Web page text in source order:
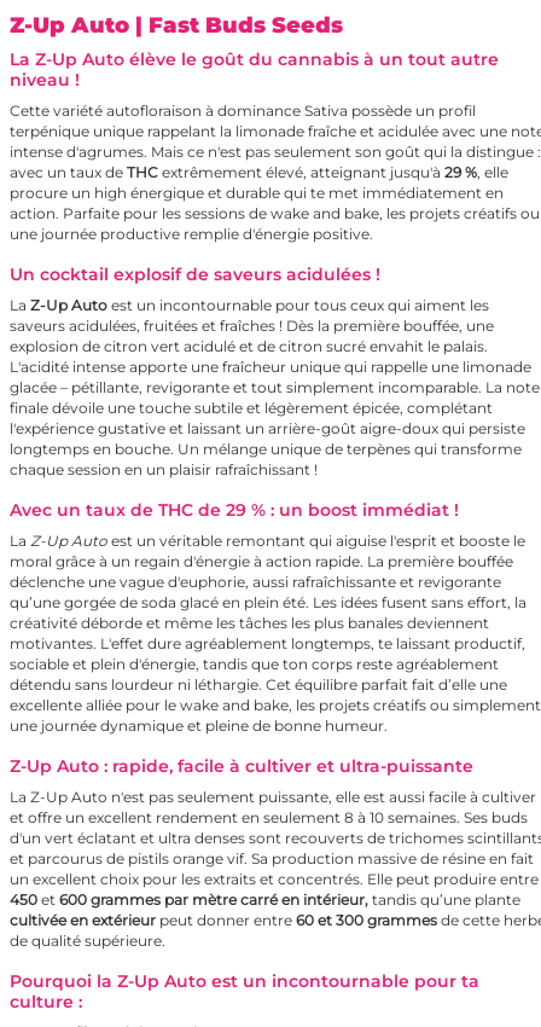
Z-Up Auto | Fast Buds Seeds
La Z-Up Auto élève le goût du cannabis à un tout autre
niveau !
Cette variété autofloraison à dominance Sativa possède un profil
terpénique unique rappelant la limonade fraîche et acidulée avec une
intense d'agrumes. Mais ce n'est pas seulement son goût qui la distingue :
avec un taux de THC extrêmement élevé, atteignant jusqu'à 29 %, elle
procure un high énergique et durable qui te met immédiatement en
action. Parfaite pour les sessions de wake and bake, les projets créatifs ou
une journée productive remplie d'énergie positive.
Un cocktail explosif de saveurs acidulées !
La Z-Up Auto est un incontournable pour tous ceux qui aiment les
saveurs acidulées, fruitées et fraîches ! Dès la première bouffée, une
explosion de citron vert acidulé et de citron sucré envahit le palais.
L'acidité intense apporte une fraîcheur unique qui rappelle une limonade
glacée – pétillante, revigorante et tout simplement incomparable. La note
finale dévoile une touche subtile et légèrement épicée, complétant
l'expérience gustative et laissant un arrière-goût aigre-doux qui persiste
longtemps en bouche. Un mélange unique de terpènes qui transforme
chaque session en un plaisir rafraîchissant !
Avec un taux de THC de 29 % : un boost immédiat !
La Z-Up Auto est un véritable remontant qui aiguise l'esprit et booste le
moral grâce à un regain d'énergie à action rapide. La première bouffée
déclenche une vague d'euphorie, aussi rafraîchissante et revigorante
qu’une gorgée de soda glacé en plein été. Les idées fusent sans effort, la
créativité déborde et même les tâches les plus banales deviennent
motivantes. L'effet dure agréablement longtemps, te laissant productif,
sociable et plein d'énergie, tandis que ton corps reste agréablement
détendu sans lourdeur ni léthargie. Cet équilibre parfait fait d’elle une
excellente alliée pour le wake and bake, les projets créatifs ou simplement
une journée dynamique et pleine de bonne humeur.
Z-Up Auto : rapide, facile à cultiver et ultra-puissante
La Z-Up Auto n'est pas seulement puissante, elle est aussi facile à cultiver
et offre un excellent rendement en seulement 8 à 10 semaines. Ses buds
d'un vert éclatant et ultra denses sont recouverts de trichomes
et parcourus de pistils orange vif. Sa production massive de résine en fait
un excellent choix pour les extraits et concentrés. Elle peut produire entre
450 et 600 grammes par mètre carré en intérieur, tandis qu’une plante
cultivée en extérieur peut donner entre 60 et 300 grammes de cette
de qualité supérieure.
Pourquoi la Z-Up Auto est un incontournable pour ta
culture :